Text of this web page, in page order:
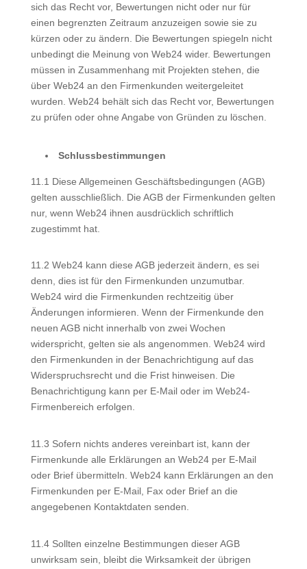
sich das Recht vor, Bewertungen nicht oder nur für
einen begrenzten Zeitraum anzuzeigen sowie sie zu
kürzen oder zu ändern. Die Bewertungen spiegeln nicht
unbedingt die Meinung von Web24 wider. Bewertungen
müssen in Zusammenhang mit Projekten stehen, die
über Web24 an den Firmenkunden weitergeleitet
wurden. Web24 behält sich das Recht vor, Bewertungen
zu prüfen oder ohne Angabe von Gründen zu löschen.
Schlussbestimmungen
11.1 Diese Allgemeinen Geschäftsbedingungen (AGB)
gelten ausschließlich. Die AGB der Firmenkunden gelten
nur, wenn Web24 ihnen ausdrücklich schriftlich
zugestimmt hat.
11.2 Web24 kann diese AGB jederzeit ändern, es sei
denn, dies ist für den Firmenkunden unzumutbar.
Web24 wird die Firmenkunden rechtzeitig über
Änderungen informieren. Wenn der Firmenkunde den
neuen AGB nicht innerhalb von zwei Wochen
widerspricht, gelten sie als angenommen. Web24 wird
den Firmenkunden in der Benachrichtigung auf das
Widerspruchsrecht und die Frist hinweisen. Die
Benachrichtigung kann per E-Mail oder im Web24-
Firmenbereich erfolgen.
11.3 Sofern nichts anderes vereinbart ist, kann der
Firmenkunde alle Erklärungen an Web24 per E-Mail
oder Brief übermitteln. Web24 kann Erklärungen an den
Firmenkunden per E-Mail, Fax oder Brief an die
angegebenen Kontaktdaten senden.
11.4 Sollten einzelne Bestimmungen dieser AGB
unwirksam sein, bleibt die Wirksamkeit der übrigen